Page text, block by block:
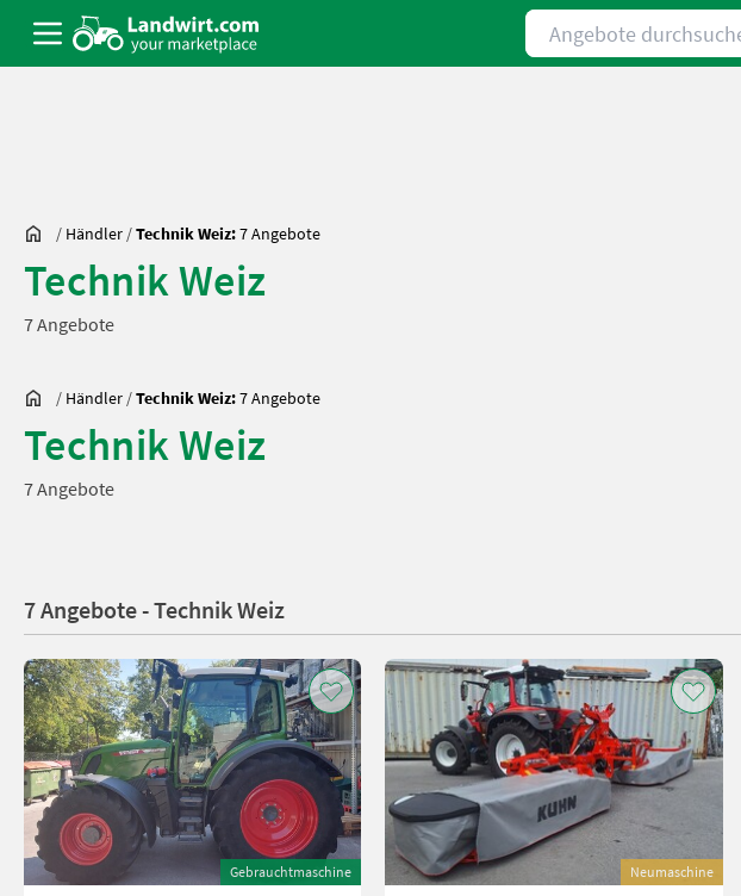
Angebote durchsuchen
/ Händler /Technik Weiz:7 Angebote
Technik Weiz
7 Angebote
/ Händler /Technik Weiz:7 Angebote
Technik Weiz
7 Angebote
7 Angebote - Technik Weiz
Gebrauchtmaschine Neumaschine